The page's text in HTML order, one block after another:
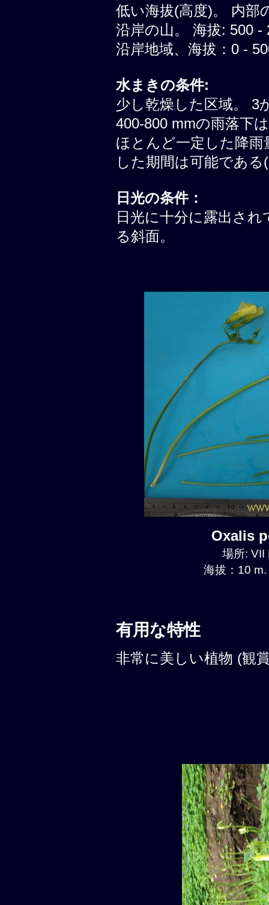
低い海拔(高度)。 内部
沿岸の山。 海拔: 500 -
沿岸地域、海拔：0 -
水まきの条件:
少し乾燥した区域。 3
400-800 mmの雨落下
ほとんど一定した降
した期間は可能であ
日光の条件：
日光に十分に露出さ
る斜面。
Oxalis
場所: VII
海拔：10
有用な特性
非常に美しい植物 (観